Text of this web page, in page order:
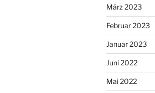
März 2023
Februar 2023
Januar 2023
Juni 2022
Mai 2022